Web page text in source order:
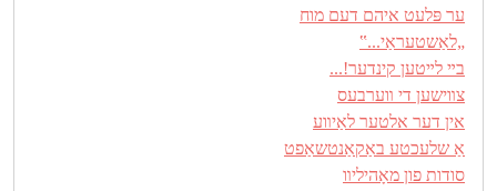
ער פּלעט איהם דעם מוח
„לאַשטעראַי...‟
בײ לײטען קינדער!...
צװישען די װערבעס
אין דער אלטער לאַיװע
אַ שלעכטע באַקאַנטשאַפט
סודות פון מאָהיליװ